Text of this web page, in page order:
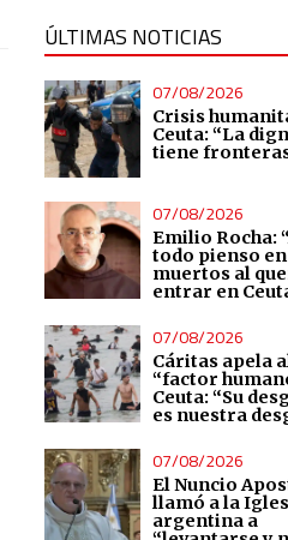
ÚLTIMAS NOTICIAS
07/08/2026
Crisis
Ceuta: “La
tiene
07/08/2026
Emilio Rocha:
todo pienso
muertos al
entrar en
07/08/2026
Cáritas apela
“factor
Ceuta: “Su
es nuestra
07/08/2026
El Nuncio
llamó a la
argentina a